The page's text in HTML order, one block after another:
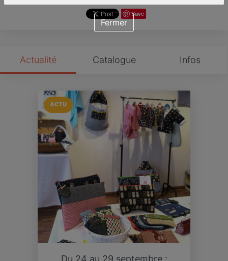
Save
Actualité Catalogue Infos
ACTU
Du 24 au 29 septembre :
Fermer